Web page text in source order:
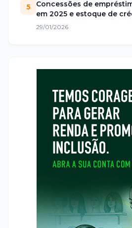
5
Concessões de
em 2025 e estoque de
trilhões no Brasil
29/01/2026